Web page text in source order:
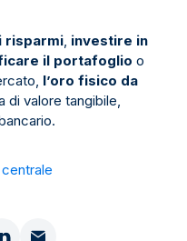
risparmi investire in
il portafoglio o
l’oro fisico da
di valore tangibile,